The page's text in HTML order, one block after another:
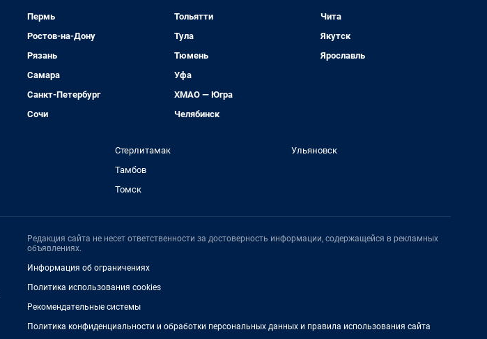
Пермь
Ростов-на-Дону
Рязань
Самара
Санкт-Петербург
Сочи
Тольятти
Тула
Тюмень
Уфа
ХМАО — Югра
Челябинск
Чита
Якутск
Ярославль
Стерлитамак
Тамбов
Томск
Ульяновск
Редакция сайта не несет ответственности за достоверность информации, содержащейся в рекламных
объявлениях.
Информация об ограничениях
Политика использования cookies
Рекомендательные системы
Политика конфиденциальности и обработки персональных данных и правила использования сайта